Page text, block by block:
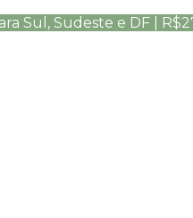
Sul, Sudeste e DF |